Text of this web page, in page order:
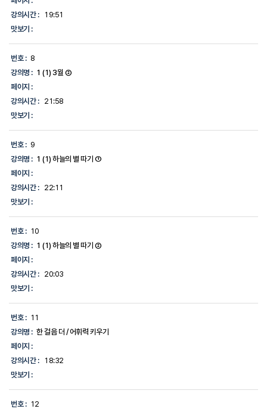
강의시간 :
19:51
맛보기 :
번호 : 8
강의명 : 1 (1) 3월 ②
페이지 :
강의시간 :
21:58
맛보기 :
번호 : 9
강의명 : 1 (1) 하늘의 별 따기 ①
페이지 :
강의시간 :
22:11
맛보기 :
번호 : 10
강의명 : 1 (1) 하늘의 별 따기 ②
페이지 :
강의시간 :
20:03
맛보기 :
번호 : 11
강의명 : 한 걸음 더 / 어휘력 키우기
페이지 :
강의시간 :
18:32
맛보기 :
번호 : 12